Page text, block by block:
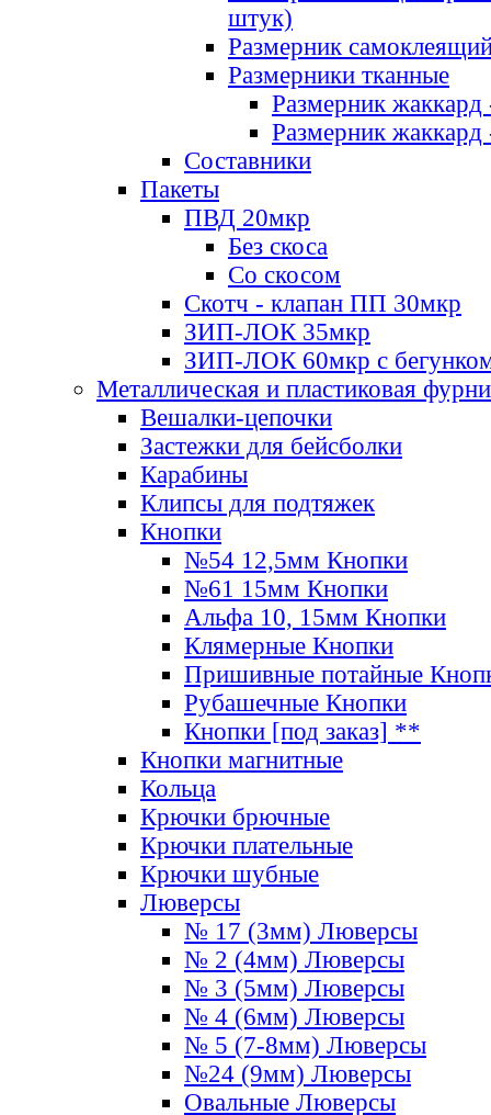
штук)
Размерник
Размерники тканные
Размерник
Размерник
Составники
Пакеты
ПВД 20мкр
Без скоса
Со скосом
Скотч - клапан ПП 30мкр
ЗИП-ЛОК 35мкр
ЗИП-ЛОК 60мкр с
Металлическая и пластиковая
Вешалки-цепочки
Застежки для бейсболки
Карабины
Клипсы для подтяжек
Кнопки
№54 12,5мм Кнопки
№61 15мм Кнопки
Альфа 10, 15мм Кнопки
Клямерные Кнопки
Пришивные потайные
Рубашечные Кнопки
Кнопки [под заказ] **
Кнопки магнитные
Кольца
Крючки брючные
Крючки плательные
Крючки шубные
Люверсы
№ 17 (3мм) Люверсы
№ 2 (4мм) Люверсы
№ 3 (5мм) Люверсы
№ 4 (6мм) Люверсы
№ 5 (7-8мм) Люверсы
№24 (9мм) Люверсы
Овальные Люверсы